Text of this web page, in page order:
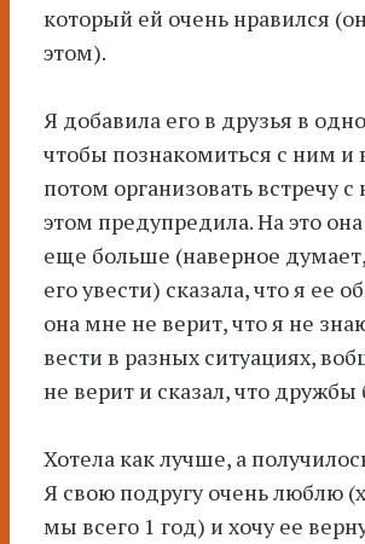
который ей очень нравился
этом).
Я добавила его в друзья в
чтобы познакомиться с ним и
потом организовать встречу с
этом предупредила. На это
еще больше (наверное
его увести) сказала, что я ее
она мне не верит, что я не
вести в разных ситуациях,
не верит и сказал, что
Хотела как лучше, а
Я свою подругу очень люблю
мы всего 1 год) и хочу ее